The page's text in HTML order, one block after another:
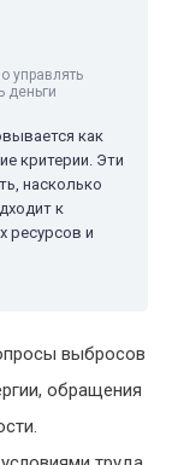
управлять
деньги
как
критерии. Эти
насколько
к
ресурсов и
выбросов
обращения